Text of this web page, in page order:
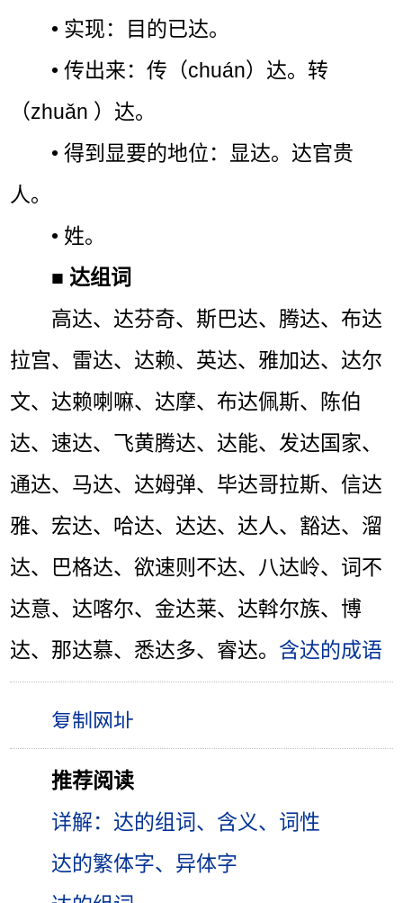
• 实现：目的已达。
• 传出来：传（chuán）达。转
（zhuǎn ）达。
• 得到显要的地位：显达。达官贵
人。
• 姓。
■ 达组词
高达、达芬奇、斯巴达、腾达、布达
拉宫、雷达、达赖、英达、雅加达、达尔
文、达赖喇嘛、达摩、布达佩斯、陈伯
达、速达、飞黄腾达、达能、发达国家、
通达、马达、达姆弹、毕达哥拉斯、信达
雅、宏达、哈达、达达、达人、豁达、溜
达、巴格达、欲速则不达、八达岭、词不
达意、达喀尔、金达莱、达斡尔族、博
达、那达慕、悉达多、睿达。 含达的成语
推荐阅读
详解：达的组词、含义、词性
达的繁体字、异体字